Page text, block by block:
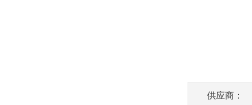
供应商：